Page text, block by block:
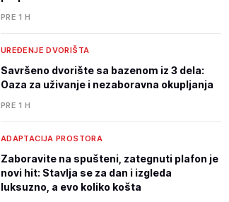
PRE 1 H
UREĐENJE DVORIŠTA
Savršeno dvorište sa bazenom iz 3 dela:
Oaza za uživanje i nezaboravna okupljanja
PRE 1 H
ADAPTACIJA PROSTORA
Zaboravite na spušteni, zategnuti plafon je
novi hit: Stavlja se za dan i izgleda
luksuzno, a evo koliko košta